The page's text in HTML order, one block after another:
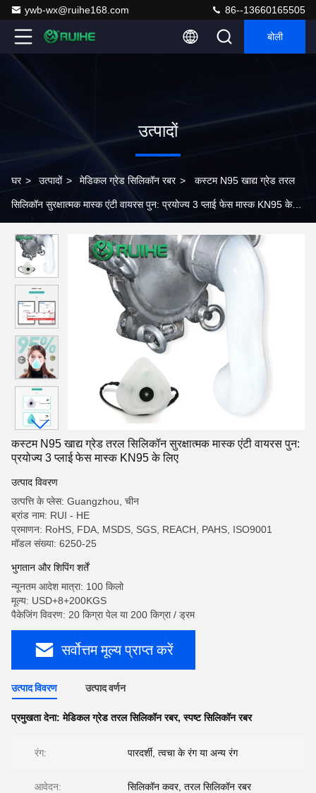
ywb-wx@ruihe168.com 86--13660165505
बोली
उत्पादों
घर > उत्पादों > मेडिकल ग्रेड सिलिकॉन रबर > कस्टम N95 खाद्य ग्रेड तरल
सिलिकॉन सुरक्षात्मक मास्क एंटी वायरस पुन: प्रयोज्य 3 प्लाई फेस मास्क KN95 के
कस्टम N95 खाद्य ग्रेड तरल सिलिकॉन सुरक्षात्मक मास्क एंटी वायरस पुन:
प्रयोज्य 3 प्लाई फेस मास्क KN95 के लिए
उत्पाद विवरण
उत्पत्ति के प्लेस: Guangzhou, चीन
ब्रांड नाम: RUI - HE
प्रमाणन: RoHS, FDA, MSDS, SGS, REACH, PAHS, ISO9001
मॉडल संख्या: 6250-25
भुगतान और शिपिंग शर्तें
न्यूनतम आदेश मात्रा: 100 किलो
मूल्य: USD+8+200KGS
पैकेजिंग विवरण: 20 किग्रा पेल या 200 किग्रा / ड्रम
सर्वोत्तम मूल्य प्राप्त करें
उत्पाद विवरण उत्पाद वर्णन
प्रमुखता देना:मेडिकल ग्रेड तरल सिलिकॉन रबर,स्पष्ट सिलिकॉन रबर
रंग: पारदर्शी, त्वचा के रंग या अन्य रंग
आवेदन: सिलिकॉन कवर, तरल सिलिकॉन रबर